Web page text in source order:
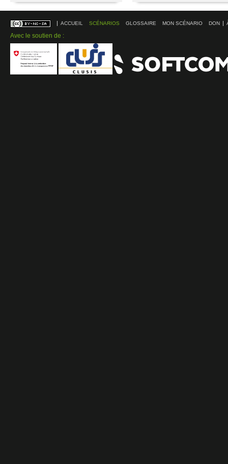
ACCUEIL SCÉNARIOS GLOSSAIRE MON SCÉNARIO DON
Avec le soutien de :